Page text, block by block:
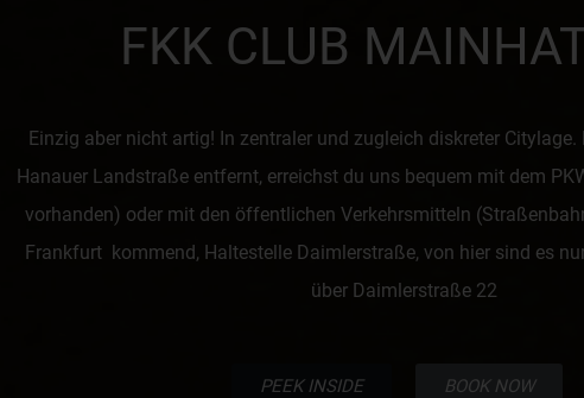
FKK CLUB
Einzig aber nicht artig! In zentraler und zugleich diskreter
Hanauer Landstraße entfernt, erreichst du uns bequem mit dem
vorhanden) oder mit den öffentlichen Verkehrsmitteln
Frankfurt kommend, Haltestelle Daimlerstraße, von hier sind es
über Daimlerstraße 22
PEEK INSIDE BOOK NOW